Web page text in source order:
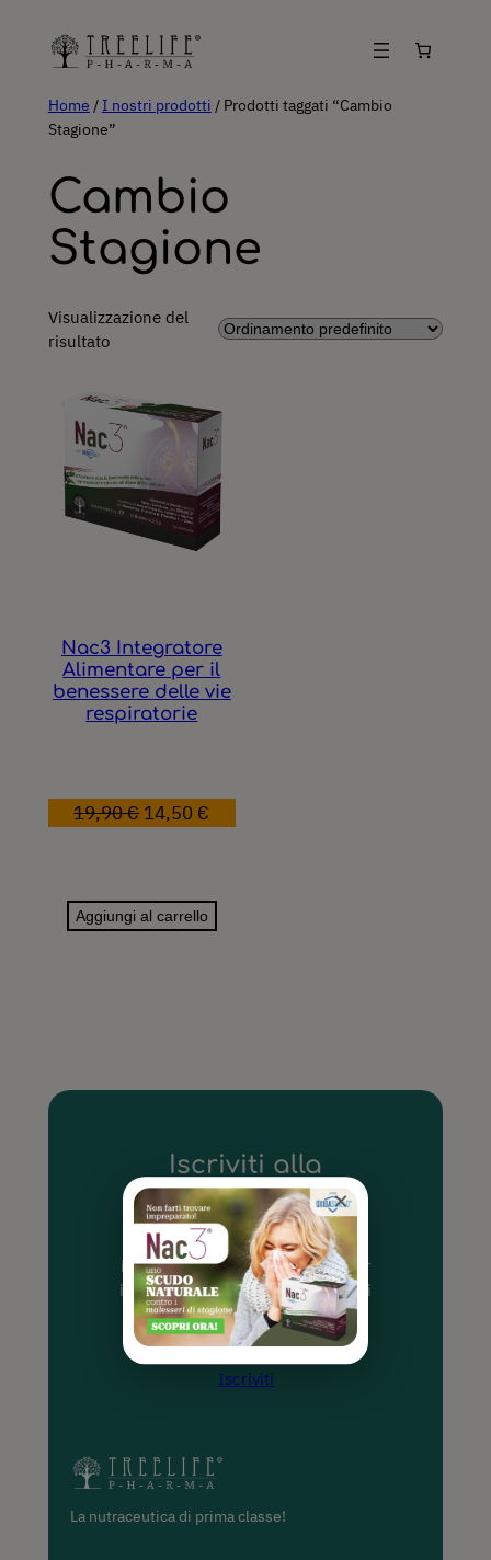
contenuto
Home / I nostri prodotti / Prodotti taggati “Cambio
Stagione”
Cambio
Stagione
Visualizzazione del
risultato
Nac3 Integratore
Alimentare per il
benessere delle vie
respiratorie
19,90€ Il
era:
19,90 €.
14,50 €
è:
14,50 €.
Aggiungi al carrello
Iscriviti alla
Newsletter!
Non perdere aggiornamenti
importanti e informazioni utili per
il tuo benessere quotidiano, ricevi
subito 10% di sconto per i tuoi
futuri acquisti
Iscriviti
La nutraceutica di prima classe!
×